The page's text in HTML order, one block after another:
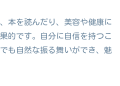
本を読んだり、美容や健康に
的です。自分に自信を持つこ
も自然な振る舞いができ、魅